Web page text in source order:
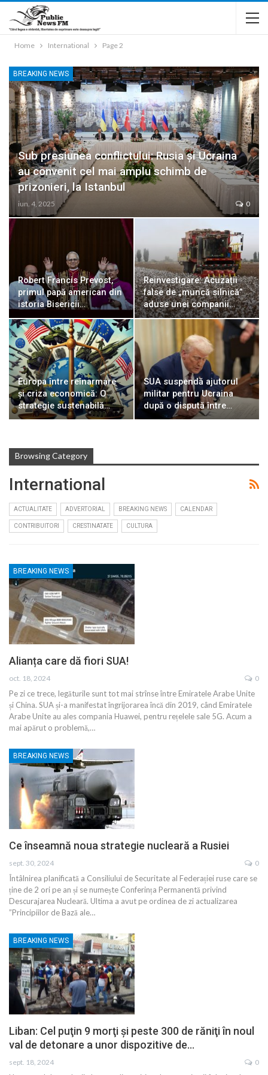
Home International Page 2
BREAKING NEWS
Sub presiunea conflictului: Rusia și Ucraina
au convenit cel mai amplu schimb de
prizonieri, la Istanbul
iun. 4, 2025 0
Robert Francis Prevost,
primul papă american din
istoria Bisericii…
Reinvestigare: Acuzații
false de „muncă silnică”
aduse unei companii…
Europa între reînarmare
și criza economică: O
strategie sustenabilă…
SUA suspendă ajutorul
militar pentru Ucraina
după o dispută între…
Browsing Category
International
ACTUALITATE ADVERTORIAL BREAKING NEWS CALENDAR
CONTRIBUITORI CRESTINATATE CULTURA
BREAKING NEWS
Alianța care dă fiori SUA!
oct. 18, 2024 0
Pe zi ce trece, legăturile sunt tot mai strînse între Emiratele Arabe Unite
și China. SUA și-a manifestat îngrijorarea încă din 2019, când Emiratele
Arabe Unite au ales compania Huawei, pentru rețelele sale 5G. Acum a
mai apărut o problemă,…
BREAKING NEWS
Ce înseamnă noua strategie nucleară a Rusiei
sept. 30, 2024 0
Întâlnirea planificată a Consiliului de Securitate al Federației ruse care se
ține de 2 ori pe an și se numește Conferința Permanentă privind
Descurajarea Nucleară. Ultima a avut pe ordinea de zi actualizarea
”Principiilor de Bază ale…
BREAKING NEWS
Liban: Cel puţin 9 morţi şi peste 300 de răniţi în noul
val de detonare a unor dispozitive de…
sept. 18, 2024 0